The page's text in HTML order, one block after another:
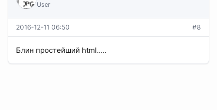
User
2016-12-11 06:50 #8
Блин простейший html.....